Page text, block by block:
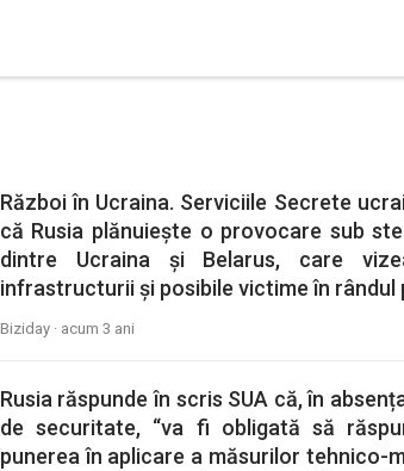
Război în Ucraina. Serviciile Secrete
că Rusia plănuiește o provocare sub
dintre Ucraina și Belarus, care
infrastructurii și posibile victime în rândul
Biziday · acum 3 ani
Rusia răspunde în scris SUA că, în
de securitate, “va fi obligată să
punerea în aplicare a măsurilor tehnico-